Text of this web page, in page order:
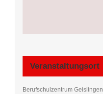
Veranstaltungsort
Berufschulzentrum Geislingen